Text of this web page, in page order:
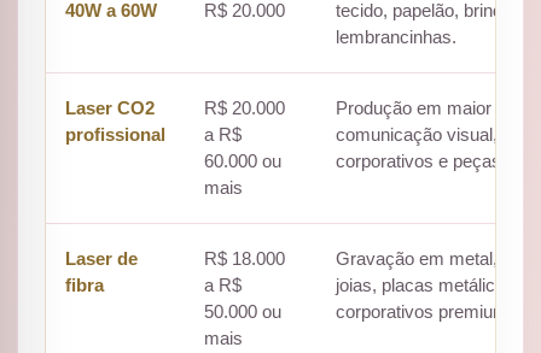
40W a 60W
R$ 20.000
tecido, papelão, brindes e
lembrancinhas.
Laser CO2
profissional
R$ 20.000
a R$
60.000 ou
mais
Produção em maior
comunicação visual,
corporativos e peças
Laser de
fibra
R$ 18.000
a R$
50.000 ou
mais
Gravação em metal,
joias, placas metálicas e
corporativos premium.